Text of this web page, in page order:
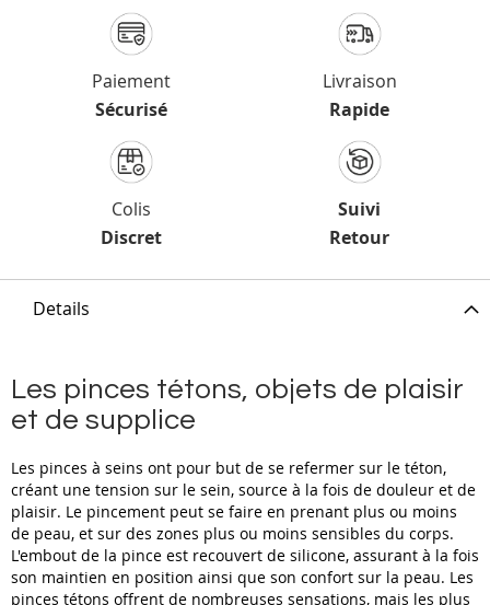
Paiement
Sécurisé
Livraison
Rapide
Colis
Discret
Suivi
Retour
Details
Les pinces tétons, objets de plaisir
et de supplice
Les pinces à seins ont pour but de se refermer sur le téton,
créant une tension sur le sein, source à la fois de douleur et de
plaisir. Le pincement peut se faire en prenant plus ou moins
de peau, et sur des zones plus ou moins sensibles du corps.
L'embout de la pince est recouvert de silicone, assurant à la fois
son maintien en position ainsi que son confort sur la peau. Les
pinces tétons offrent de nombreuses sensations, mais les plus